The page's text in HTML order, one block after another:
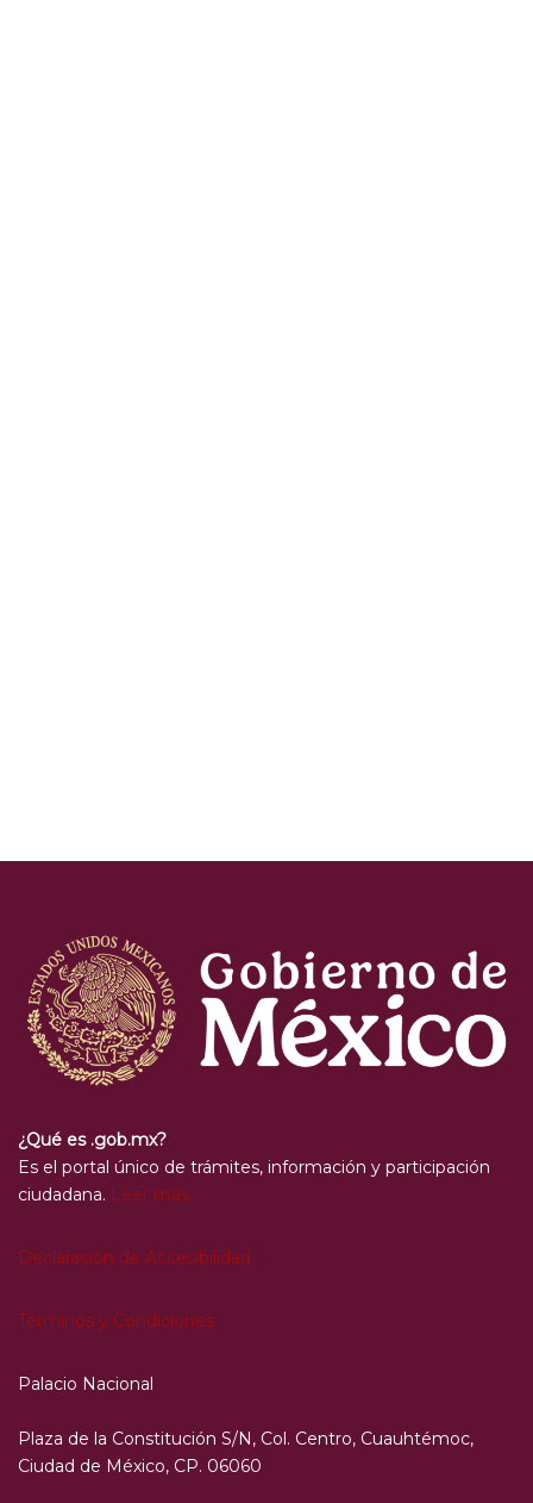
¿Qué es .gob.mx?
Es el portal único de trámites, información y participación
ciudadana. Leer más
Declaración de Accesibilidad
Términos y Condiciones
Palacio Nacional
Plaza de la Constitución S/N, Col. Centro, Cuauhtémoc,
Ciudad de México, CP. 06060